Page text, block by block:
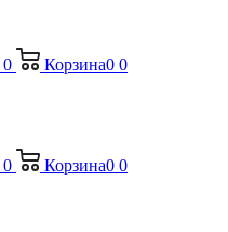
0 Корзина0 0
0 Корзина0 0